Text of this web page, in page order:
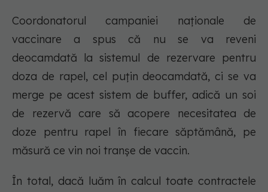
Coordonatorul campaniei naționale de
vaccinare a spus că nu se va reveni
deocamdată la sistemul de rezervare pentru
doza de rapel, cel puțin deocamdată, ci se va
merge pe acest sistem de buffer, adică un soi
de rezervă care să acopere necesitatea de
doze pentru rapel în fiecare săptămână, pe
măsură ce vin noi tranșe de vaccin.
În total, dacă luăm în calcul toate contractele